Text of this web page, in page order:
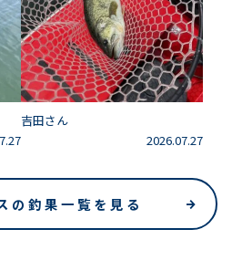
吉田さん
2026.07.27
の釣果一覧を見る